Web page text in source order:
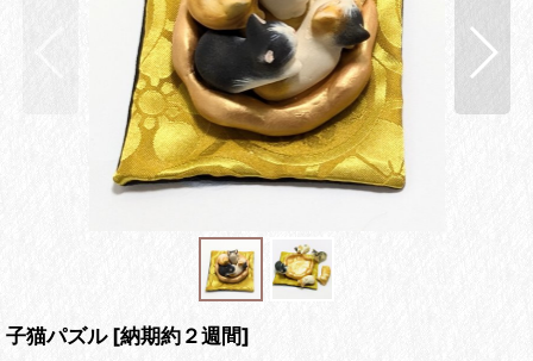
子猫パズル [納期約２週間]